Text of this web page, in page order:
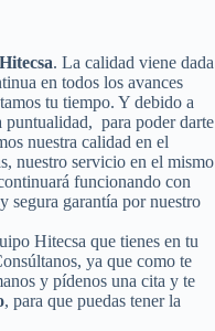
. La calidad viene dada
en todos los avances
tu tiempo. Y debido a
puntualidad, para poder darte
nuestra calidad en el
nuestro servicio en el mismo
funcionando con
segura garantía por nuestro
Hitecsa que tienes en tu
ya que como te
y pídenos una cita y te
, para que puedas tener la